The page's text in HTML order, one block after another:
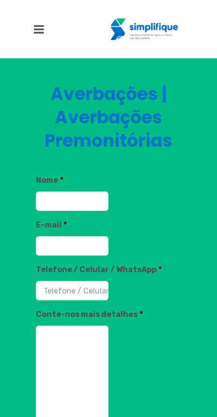
Averbações |
Averbações
Premonitórias
Nome *
E-mail *
Telefone / Celular / WhatsApp *
Conte-nos mais detalhes *